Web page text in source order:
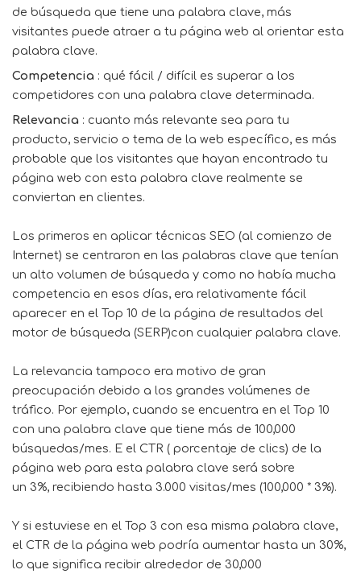
de búsqueda que tiene una palabra clave, más
visitantes puede atraer a tu página web al orientar esta
palabra clave.
Competencia : qué fácil / difícil es superar a los
competidores con una palabra clave determinada.
Relevancia : cuanto más relevante sea para tu
producto, servicio o tema de la web específico, es más
probable que los visitantes que hayan encontrado tu
página web con esta palabra clave realmente se
conviertan en clientes.
Los primeros en aplicar técnicas SEO (al comienzo de
Internet) se centraron en las palabras clave que tenían
un alto volumen de búsqueda y como no había mucha
competencia en esos días, era relativamente fácil
aparecer en el Top 10 de la página de resultados del
motor de búsqueda (SERP)con cualquier palabra clave.
La relevancia tampoco era motivo de gran
preocupación debido a los grandes volúmenes de
tráfico. Por ejemplo, cuando se encuentra en el Top 10
con una palabra clave que tiene más de 100,000
búsquedas/mes. E el CTR ( porcentaje de clics) de la
página web para esta palabra clave será sobre
un 3%, recibiendo hasta 3.000 visitas/mes (100,000 * 3%).
Y si estuviese en el Top 3 con esa misma palabra clave,
el CTR de la página web podría aumentar hasta un 30%,
lo que significa recibir alrededor de 30,000